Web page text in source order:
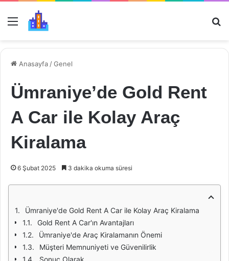
Menü
Anasayfa /Genel
Ümraniye’de Gold Rent
A Car ile Kolay Araç
Kiralama
6 Şubat 2025 3 dakika okuma süresi
Ümraniye'de Gold Rent A Car ile Kolay Araç Kiralama
Gold Rent A Car'ın Avantajları
Ümraniye'de Araç Kiralamanın Önemi
Müşteri Memnuniyeti ve Güvenilirlik
Sonuç Olarak